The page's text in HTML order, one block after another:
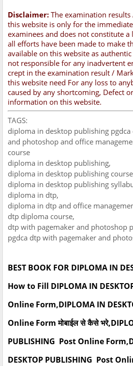
Disclaimer: The examination
this website is only for the
examinees and does not constitute
all efforts have been made to make
available on this website as
not responsible for any inadvertent
crept in the examination result /
this website need For any loss to
caused by any shortcoming, Defect
information on this website.
TAGS:
diploma in desktop publishing
and photoshop and office
course
diploma in desktop publishing,
diploma in desktop publishing
diploma in desktop publishing
diploma in dtp,
diploma in dtp and office
dtp diploma course,
dtp with pagemaker and photoshop
pgdca dtp with pagemaker and
BEST BOOK FOR DIPLOMA IN
How to Fill DIPLOMA IN
Online Form,DIPLOMA IN
Online Form मोबाईल से कैसे
PUBLISHING Post Online
DESKTOP PUBLISHING Post